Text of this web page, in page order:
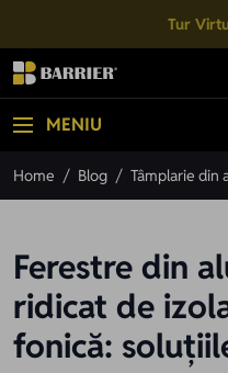
Tur
MENIU
Home / Blog / Tâmplarie din
Ferestre din
ridicat de
fonică: